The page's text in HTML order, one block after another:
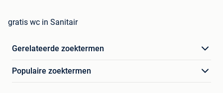
gratis wc in Sanitair
Gerelateerde zoektermen
Populaire zoektermen